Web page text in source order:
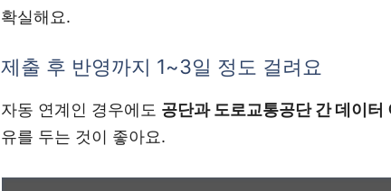
확실해요.
제출 후 반영까지 1~3일 정도 걸려요
자동 연계인 경우에도 공단과 도로교통공단 간 데이
유를 두는 것이 좋아요.